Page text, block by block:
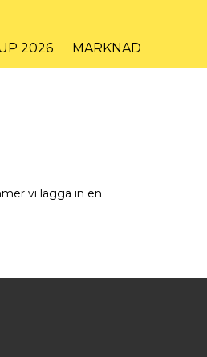
2026 MARKNAD
vi lägga in en